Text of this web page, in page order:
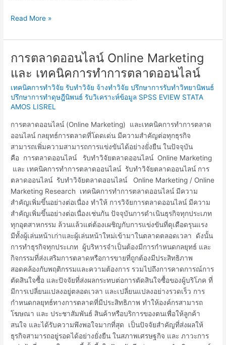
Read More »
การตลาดออนไลน์ Online Marketing
และ เทคนิคการทำการตลาดออนไลน์
เทคนิคการทำวิจัย รับทำวิจัย จ้างทำวิจัย ปรึกษาการรับทำวิทยานิพนธ์
ปรึกษาการทำดุษฎีนิพนธ์ รับวิเคราะห์ข้อมูล SPSS EVIEW STATA
AMOS LISREL
การตลาดออนไลน์ (Online Marketing) และเทคนิคการทำการตลาด
ออนไลน์ กลยุทธ์การตลาดที่โดดเด่น มีความสำคัญต่อทุกธุรกิจ
สามารถเพิ่มความสามารถการแข่งขันได้อย่างยั่งยืน ในปัจจุบัน
คือ การตลาดออนไลน์ รับทำวิจัยตลาดออนไลน์ Online Marketing
และ เทคนิคการทำการตลาดออนไลน์ รับทำวิจัยตลาดออนไลน์ การ
ตลาดออนไลน์ รับทำวิจัยตลาดออนไลน์ Online Marketing / Online
Marketing Research เทคนิคการทำการตลาดออนไลน์ มีความ
สำคัญเพิ่มขึ้นอย่างต่อเนื่อง ทำให้ การวิจัยการตลาดออนไลน์ มีความ
สำคัญเพิ่มขึ้นอย่างต่อเนื่องเช่นกัน ปัจจุบันการดำเนินธุรกิจทุกประเภท
ทุกอุตสาหกรรม ล้วนแล้วแต่ต้องเผชิญกับการแข่งขันที่ดุเดือดรุนแรง
มีทั้งผู้เล่นหน้าเก่าและผู้เล่นหน้าใหม่เข้ามาในตลาดตลอดเวลา ดังนั้น
การทำธุรกิจทุกประเภท ผู้บริหารจำเป็นต้องมีการกำหนดกลยุทธ์ และ
กิจกรรมที่ส่งเสริมการตลาดหรือการขายที่ถูกต้องมีประสิทธิภาพ
สอดคล้องกับพฤติกรรมและความต้องการ รวมไปถึงการคาดการณ์การ
ตัดสินใจซื้อ และปัจจัยที่ส่งผลกระทบต่อการตัดสินใจซื้อของผู้บริโภค ที่
มีการเปลี่ยนแปลงอยู่ตลอดเวลา และเปลี่ยนแปลงอย่างรวดเร็ว การ
กำหนดกลยุทธ์ทางการตลาดที่มีประสิทธิภาพ ทำให้องค์กรสามารถ
โฆษณา และ ประชาสัมพันธ์ สินค้าหรือบริการของตนเพื่อให้ลูกค้า
สนใจ และได้รับความพึงพอใจมากที่สุด เป็นปัจจัยสำคัญที่ส่งผลให้
ธุรกิจสามารถอยู่รอดได้อย่างยั่งยืน ในสภาพเศรษฐกิจ และ ภาวะการ
การ
ออนไลน์
Online
Marketing
และ
เทคนิค
การ
ทำการ
ตลาด
ออนไลน์